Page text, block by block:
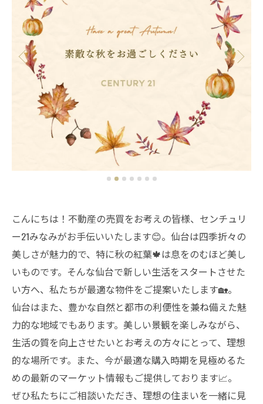
こんにちは！不動産の売買をお考えの皆様、センチュリ
ー21みなみがお手伝いいたします😊。仙台は四季折々の
美しさが魅力的で、特に秋の紅葉🍁は息をのむほど美し
いものです。そんな仙台で新しい生活をスタートさせた
い方へ、私たちが最適な物件をご提案いたします🏡。
仙台はまた、豊かな自然と都市の利便性を兼ね備えた魅
力的な地域でもあります。美しい景観を楽しみながら、
生活の質を向上させたいとお考えの方々にとって、理想
的な場所です。また、今が最適な購入時期を見極めるた
めの最新のマーケット情報もご提供しております📈。
ぜひ私たちにご相談いただき、理想の住まいを一緒に見